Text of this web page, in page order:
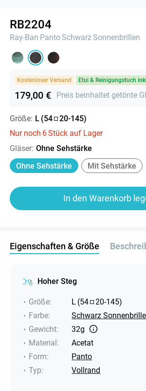
RB2204
Ray-Ban Panto Schwarz Sonnenbrillen
Kostenloser Versand Etui & Reinigungstuch
179,00 € Preis beinhaltet getönte
Größe: L (54 20-145)
Nur noch 6Stück auf Lager
Gläser: Ohne Sehstärke
Ohne Sehstärke
Mit Sehstärke
In den Warenkorb
Eigenschaften & Größe
Hoher Steg
Größe: L (54 20-145)
Farbe:
Schwarz
Gewicht:
32g
Material:
Acetat
Form:
Panto
Typ: Vollrand